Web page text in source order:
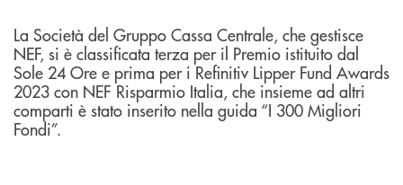
La Società del Gruppo Cassa Centrale, che gestisce
NEF, si è classificata terza per il Premio istituito dal
Sole 24 Ore e prima per i Refinitiv Lipper Fund Awards
2023 con NEF Risparmio Italia, che insieme ad altri
comparti è stato inserito nella guida “I 300 Migliori
Fondi”.